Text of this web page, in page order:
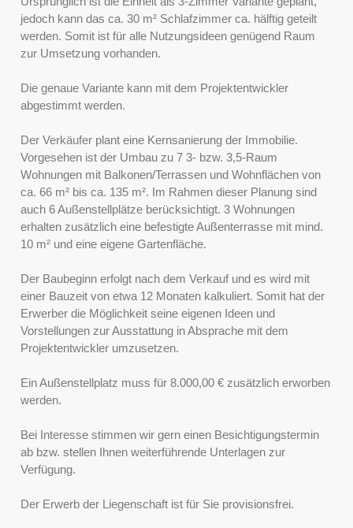
jedoch kann das ca. 30 m² Schlafzimmer ca. hälftig geteilt
werden. Somit ist für alle Nutzungsideen genügend Raum
zur Umsetzung vorhanden.
Die genaue Variante kann mit dem Projektentwickler
abgestimmt werden.
Der Verkäufer plant eine Kernsanierung der Immobilie.
Vorgesehen ist der Umbau zu 7 3- bzw. 3,5-Raum
Wohnungen mit Balkonen/Terrassen und Wohnflächen von
ca. 66 m² bis ca. 135 m². Im Rahmen dieser Planung sind
auch 6 Außenstellplätze berücksichtigt. 3 Wohnungen
erhalten zusätzlich eine befestigte Außenterrasse mit mind.
10 m² und eine eigene Gartenfläche.
Der Baubeginn erfolgt nach dem Verkauf und es wird mit
einer Bauzeit von etwa 12 Monaten kalkuliert. Somit hat der
Erwerber die Möglichkeit seine eigenen Ideen und
Vorstellungen zur Ausstattung in Absprache mit dem
Projektentwickler umzusetzen.
Ein Außenstellplatz muss für 8.000,00 € zusätzlich erworben
werden.
Bei Interesse stimmen wir gern einen Besichtigungstermin
ab bzw. stellen Ihnen weiterführende Unterlagen zur
Verfügung.
Der Erwerb der Liegenschaft ist für Sie provisionsfrei.